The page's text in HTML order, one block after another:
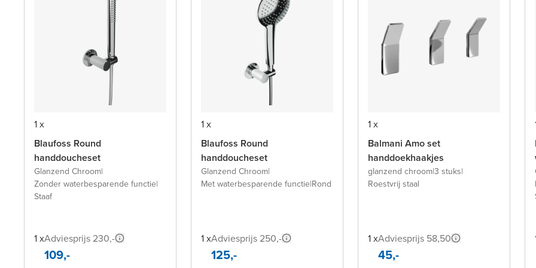
1 x
Blaufoss Round
handdoucheset
Glanzend Chroom|
Zonder waterbesparende functie|
Staaf
1 xAdviesprijs 230,-
109,-
1 x
Blaufoss Round
handdoucheset
Glanzend Chroom|
Met waterbesparende functie|Rond
1 xAdviesprijs 250,-
125,-
1 x
Balmani Amo set
handdoekhaakjes
glanzend chroom|3 stuks|
Roestvrij staal
1 xAdviesprijs 58,50
45,-